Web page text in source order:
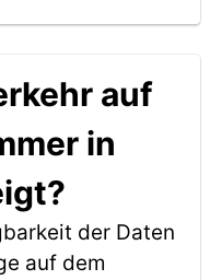
auf
in
der Daten
auf dem